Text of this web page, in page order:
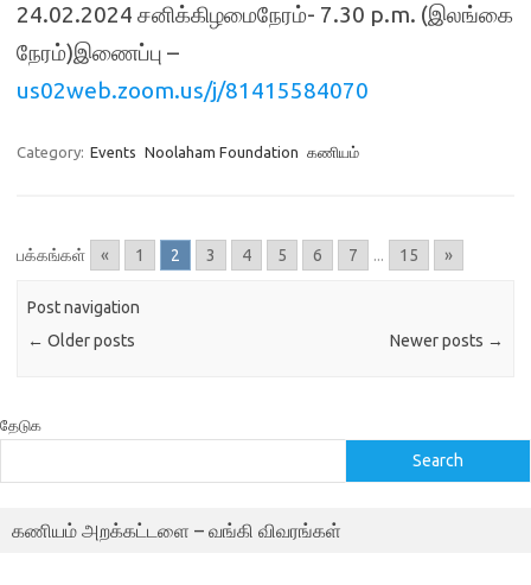
24.02.2024 சனிக்கிழமைநேரம்- 7.30 p.m. (இலங்கை
நேரம்)இணைப்பு –
us02web.zoom.us/j/81415584070
Category: Events Noolaham Foundation கணியம்
பக்கங்கள் « 1 2 3 4 5 6 7 ... 15 »
Post navigation
← Older posts Newer posts →
தேடுக
Search
கணியம் அறக்கட்டளை – வங்கி விவரங்கள்